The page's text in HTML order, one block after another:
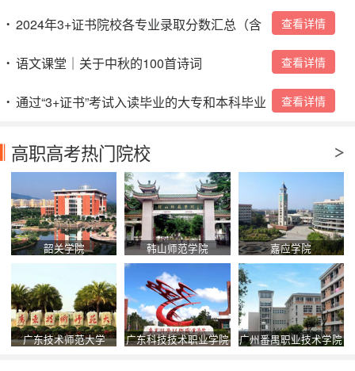
好扩招吗？
• 2024年3+证书院校各专业录取分数汇总（含
本科）→
查看详情
• 语文课堂｜关于中秋的100首诗词 查看详情
• 通过“3+证书”考试入读毕业的大专和本科毕业
证是怎么样的？
查看详情
高职高考热门院校
韶关学院 韩山师范学院 嘉应学院
广东技术师范大学 广东科技技术职业学院 广州番禺职业技术学院